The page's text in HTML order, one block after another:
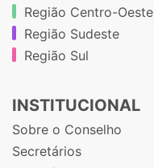
Região Centro-Oeste
Região Sudeste
Região Sul
INSTITUCIONAL
Sobre o Conselho
Secretários